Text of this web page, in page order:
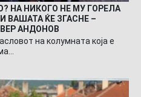
НА НИКОГО НЕ МУ ГОРЕЛА
ВАШАТА ЌЕ ЗГАСНЕ –
АНДОНОВ
на колумната која е